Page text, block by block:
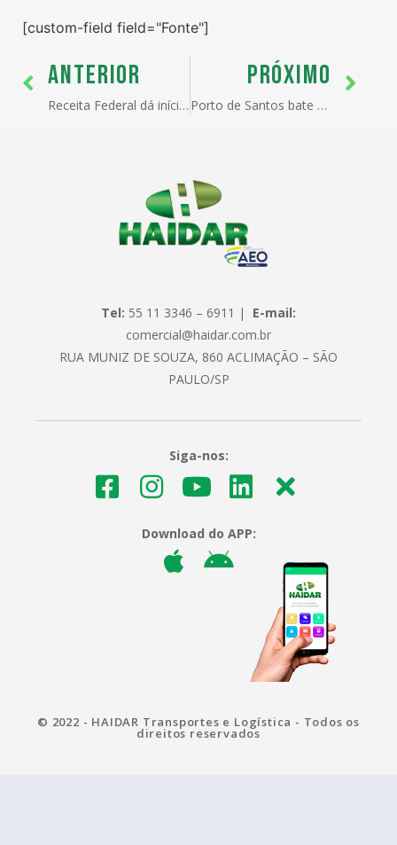
[custom-field field="Fonte"]
ANTERIOR
Receita Federal dá início à nova fase da operação :Fonte Não Pagadora
PRÓXIMO
Porto de Santos bate novo recorde de movimentação de cargas com 121 milhões de toneladas até agosto
Tel: 55 11 3346 – 6911 | E-mail:
comercial@haidar.com.br
RUA MUNIZ DE SOUZA, 860 ACLIMAÇÃO – SÃO
PAULO/SP
Siga-nos:
Download do APP:
© 2022 - HAIDAR Transportes e Logística - Todos os
direitos reservados